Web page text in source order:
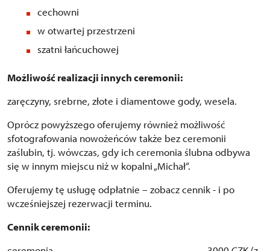
cechowni
w otwartej przestrzeni
szatni łańcuchowej
Możliwość realizacji innych ceremonii:
zaręczyny, srebrne, złote i diamentowe gody, wesela.
Oprócz powyższego oferujemy również możliwość
sfotografowania nowożeńców także bez ceremonii
zaślubin, tj. wówczas, gdy ich ceremonia ślubna odbywa
się w innym miejscu niż w kopalni „Michał“.
Oferujemy tę usługę odpłatnie – zobacz cennik - i po
wcześniejszej rezerwacji terminu.
Cennik ceremonii: